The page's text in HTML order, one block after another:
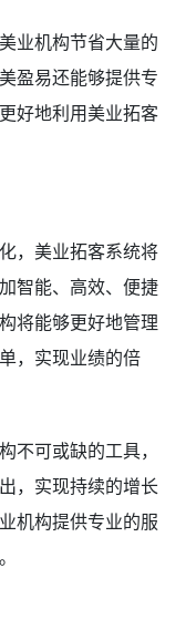
业机构节省大量的
盈易还能够提供专
好地利用美业拓客
，美业拓客系统将
智能、高效、便捷
将能够更好地管理
，实现业绩的倍
不可或缺的工具，
，实现持续的增长
机构提供专业的服